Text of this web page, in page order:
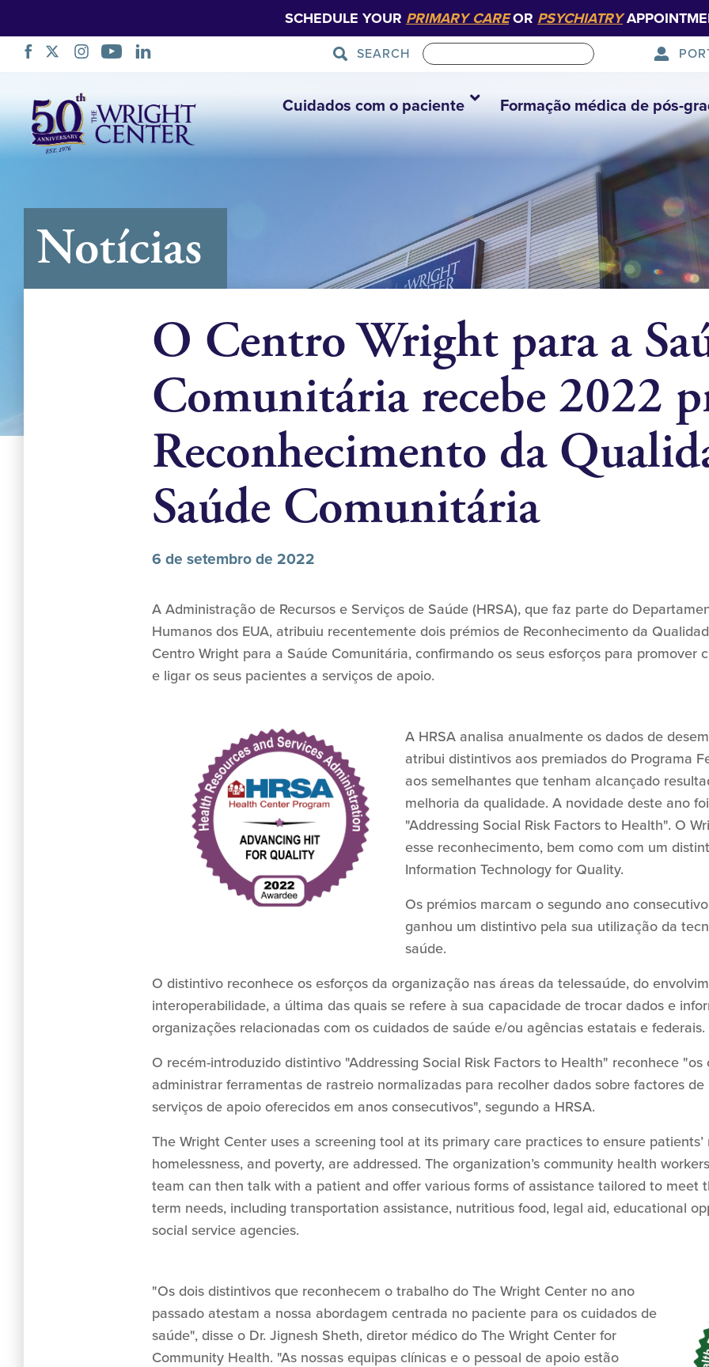
SCHEDULE YOUR PRIMARY CAREOR PSYCHIATRY
SEARCH
navegação
Cuidados com o paciente Formação médica de pós-
Notícias
O Centro Wright para a
Comunitária recebe 2022
Reconhecimento da
Saúde Comunitária
6 de setembro de 2022
A Administração de Recursos e Serviços de Saúde (HRSA), que faz parte do
Humanos dos EUA, atribuiu recentemente dois prémios de Reconhecimento da
Centro Wright para a Saúde Comunitária, confirmando os seus esforços para promover
e ligar os seus pacientes a serviços de apoio.
A HRSA analisa anualmente os dados de
atribui distintivos aos premiados do Programa
aos semelhantes que tenham alcançado
melhoria da qualidade. A novidade deste ano
"Addressing Social Risk Factors to Health". O
esse reconhecimento, bem como com um
Information Technology for Quality.
Os prémios marcam o segundo ano
ganhou um distintivo pela sua utilização da
saúde.
O distintivo reconhece os esforços da organização nas áreas da telessaúde, do
interoperabilidade, a última das quais se refere à sua capacidade de trocar dados e
organizações relacionadas com os cuidados de saúde e/ou agências estatais e federais.
O recém-introduzido distintivo "Addressing Social Risk Factors to Health" reconhece
administrar ferramentas de rastreio normalizadas para recolher dados sobre factores
serviços de apoio oferecidos em anos consecutivos", segundo a HRSA.
The Wright Center uses a screening tool at its primary care practices to ensure
homelessness, and poverty, are addressed. The organization’s community health
team can then talk with a patient and offer various forms of assistance tailored to meet
term needs, including transportation assistance, nutritious food, legal aid, educational
social service agencies.
"Os dois distintivos que reconhecem o trabalho do The Wright Center no ano
passado atestam a nossa abordagem centrada no paciente para os cuidados de
saúde", disse o Dr. Jignesh Sheth, diretor médico do The Wright Center for
Community Health. "As nossas equipas clínicas e o pessoal de apoio estão